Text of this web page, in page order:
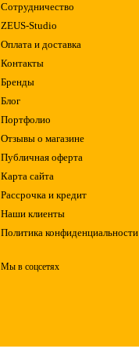
Сотрудничество
ZEUS-Studio
Оплата и доставка
Контакты
Бренды
Блог
Портфолио
Отзывы о магазине
Публичная оферта
Карта сайта
Рассрочка и кредит
Наши клиенты
Политика конфиденциальности
Мы в соцсетях